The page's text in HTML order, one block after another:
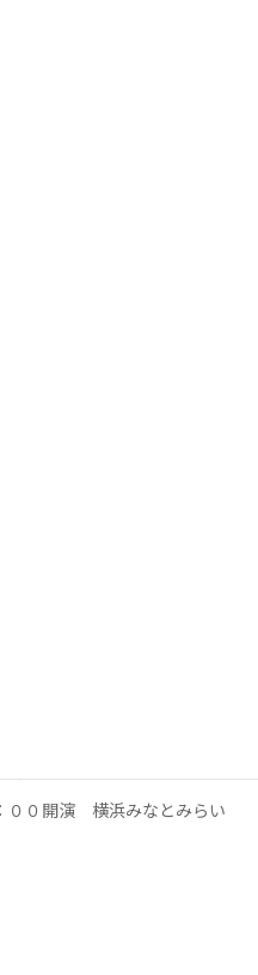
００開演 横浜みなとみらい